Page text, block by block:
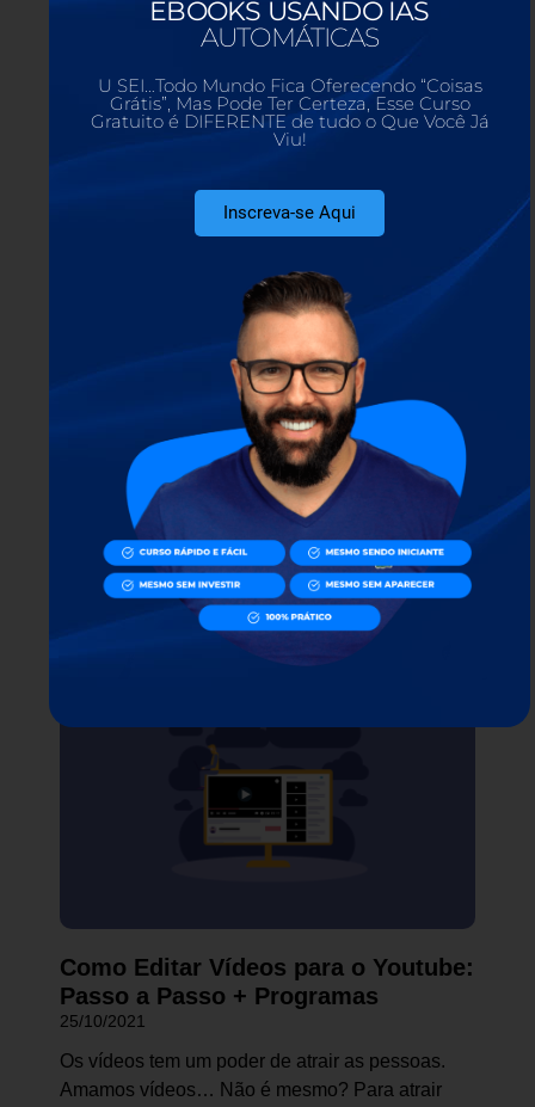
continue lendo »
Como Fazer Vídeo Review: 5 Passos
para Vender Rápido
14/01/2022
Você ainda não conseguiu fazer a primeira
venda como afiliado digital? Então você precisa
aprender como fazer vídeo review. Não
continue lendo »
Como Editar Vídeos para o Youtube:
Passo a Passo + Programas
25/10/2021
Os vídeos tem um poder de atrair as pessoas.
Amamos vídeos… Não é mesmo? Para atrair
EBOOKS USANDO IAS
AUTOMÁTICAS
U SEI…Todo Mundo Fica Oferecendo “Coisas
Grátis”, Mas Pode Ter Certeza, Esse Curso
Gratuito é DIFERENTE de tudo o Que Você Já
Viu!
Inscreva-se Aqui